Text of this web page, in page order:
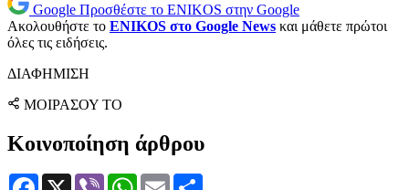
Google Προσθέστε το ENIKOS στην Google
Ακολουθήστε το ENIKOS στο Google News και μάθετε πρώτοι
όλες τις ειδήσεις.
ΔΙΑΦΗΜΙΣΗ
ΜΟΙΡΑΣΟΥ ΤΟ
Κοινοποίηση άρθρου
Facebook
X Viber WhatsApp
Email